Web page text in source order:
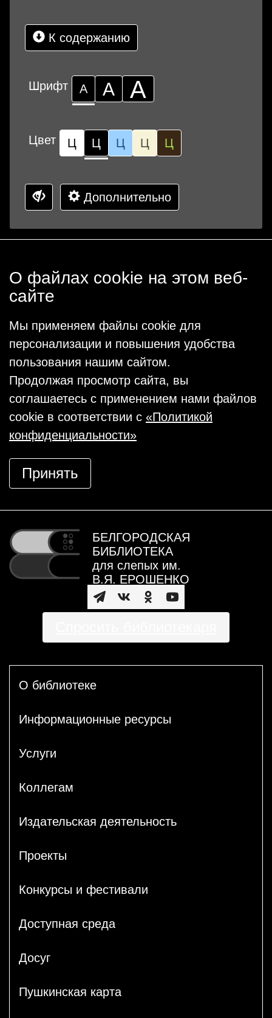
К содержанию
Шрифт А А А
Цвет Ц Ц Ц Ц Ц
Дополнительно
О файлах cookie на этом веб-
сайте
Мы применяем файлы cookie для
персонализации и повышения удобства
пользования нашим сайтом.
Продолжая просмотр сайта, вы
соглашаетесь с применением нами файлов
cookie в соответствии с «Политикой
конфиденциальности»
Принять
БЕЛГОРОДСКАЯ
БИБЛИОТЕКА
для слепых им.
В.Я. ЕРОШЕНКО
О библиотеке
Информационные ресурсы
Услуги
Коллегам
Издательская деятельность
Проекты
Конкурсы и фестивали
Доступная среда
Досуг
Пушкинская карта